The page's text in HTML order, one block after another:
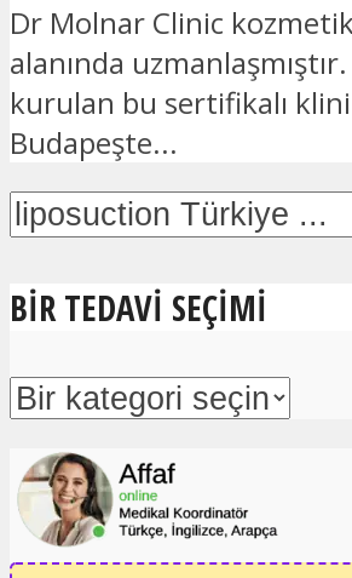
Dr Molnar Clinic
alanında
kurulan bu sertifikalı
Budapeşte...
BIR TEDAVI SEÇIMI